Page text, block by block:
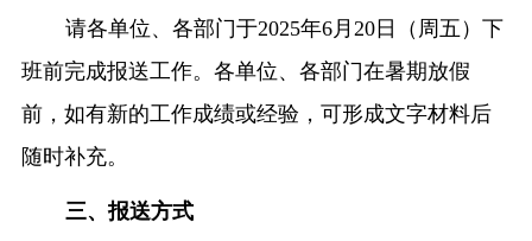
请各单位、各部门于2025年6月 20日（周五）下
班前完成报送工作。各单位、各部门在暑期放假
前，如有新的工作成绩或经验，可形成文字材料后
随时补充。
三、报送方式